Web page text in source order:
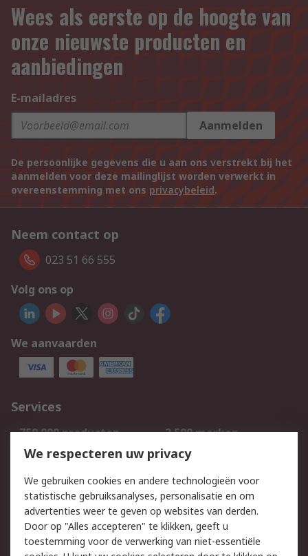
Wees als eerste op de hoogte van
onze nieuwste producten en
aanbiedingen
E-mailadres
Aanmelden
De persoonlijke gegevens die u aan ons verstrekt bij het
aanmelden voor deze mailinglijst worden verwerkt in
overeenstemming met ons privacybeleid.
Neem contact op
023 51 66 555
Volg ons op
We aanvaarden
Services
750.000 producten
2.500 merken
Bestellen
Inkoopoplossingen
Track & Trace
Wettelijk
Cookiebeleid Email veiligheid
We respecteren uw privacy
We gebruiken cookies en andere technologieën voor
statistische gebruiksanalyses, personalisatie en om
advertenties weer te geven op websites van derden.
Door op "Alles accepteren" te klikken, geeft u
toestemming voor de verwerking van niet-essentiële